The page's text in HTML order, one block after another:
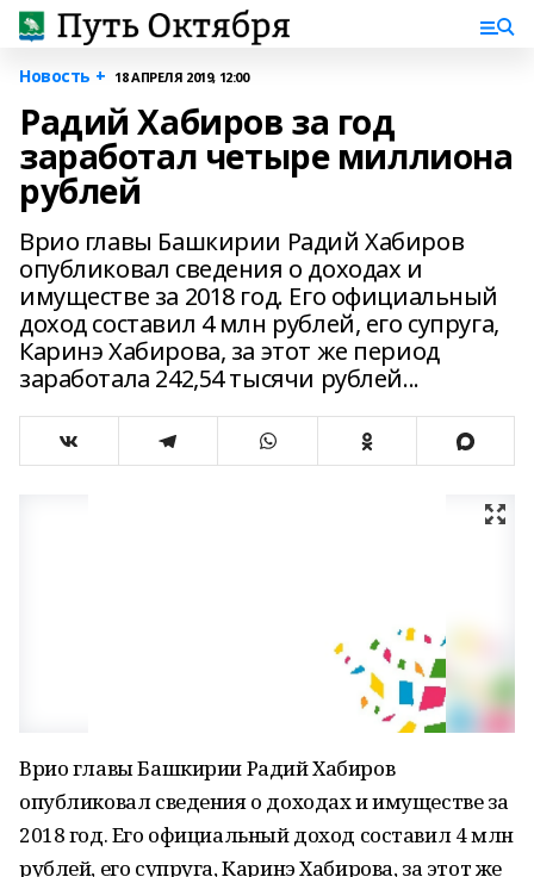
Новость + 18 АПРЕЛЯ 2019, 12:00
Радий Хабиров за год
заработал четыре миллиона
рублей
Врио главы Башкирии Радий Хабиров
опубликовал сведения о доходах и
имуществе за 2018 год. Его официальный
доход составил 4 млн рублей, его супруга,
Каринэ Хабирова, за этот же период
заработала 242,54 тысячи рублей...
Врио главы Башкирии Радий Хабиров
опубликовал сведения о доходах и имуществе за
2018 год. Его официальный доход составил 4 млн
рублей, его супруга, Каринэ Хабирова, за этот же